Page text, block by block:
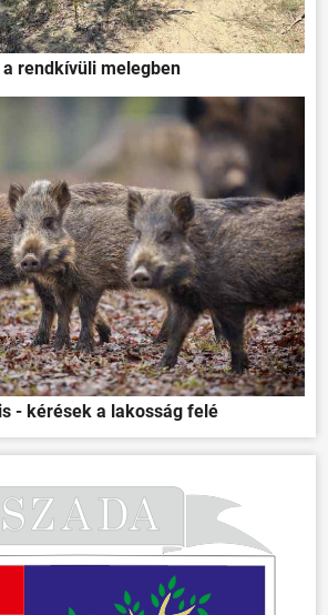
rendkívüli melegben
- kérések a lakosság felé